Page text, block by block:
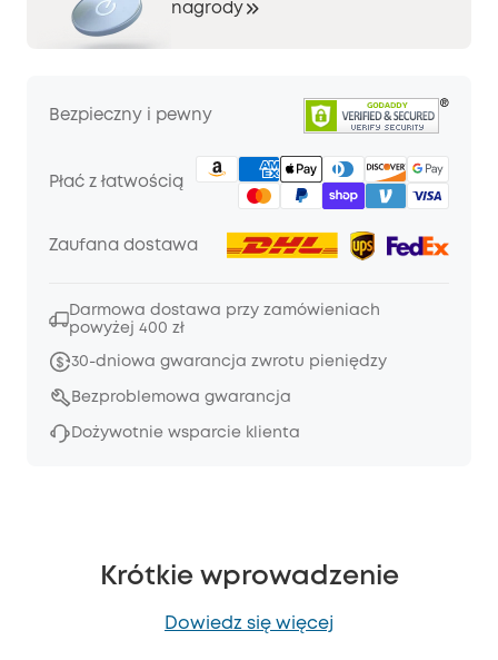
nagrody
Bezpieczny i pewny
Płać z łatwością
Zaufana dostawa
Darmowa dostawa przy zamówieniach
powyżej 400 zł
30-dniowa gwarancja zwrotu pieniędzy
Bezproblemowa gwarancja
Dożywotnie wsparcie klienta
Krótkie wprowadzenie
Dowiedz się więcej